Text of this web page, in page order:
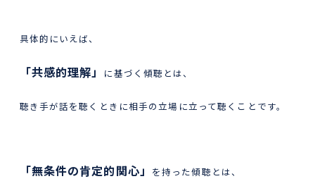
具体的にいえば、
「共感的理解」 に基づく傾聴とは、
聴き手が話を聴くときに相手の立場に立って聴くことです。
「無条件の肯定的関心」 を持った傾聴とは、